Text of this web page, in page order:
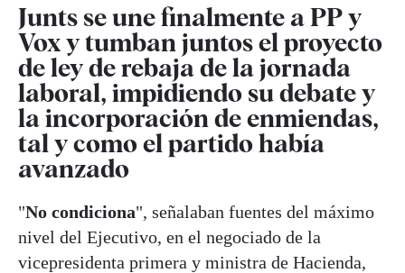
Junts se une finalmente a PP y
Vox y tumban juntos el proyecto
de ley de rebaja de la jornada
laboral, impidiendo su debate y
la incorporación de enmiendas,
tal y como el partido había
avanzado
"No condiciona", señalaban fuentes del máximo
nivel del Ejecutivo, en el negociado de la
vicepresidenta primera y ministra de Hacienda,